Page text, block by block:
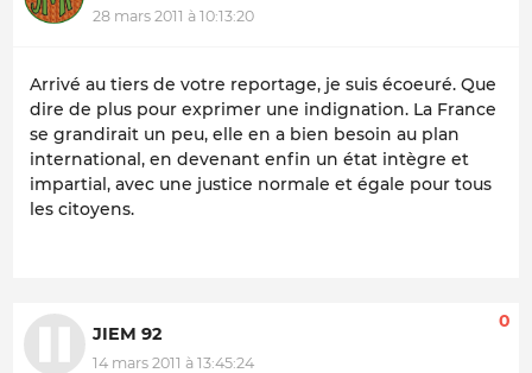
28 mars 2011 à 10:13:20
Arrivé au tiers de votre reportage, je suis écoeuré. Que
dire de plus pour exprimer une indignation. La France
se grandirait un peu, elle en a bien besoin au plan
international, en devenant enfin un état intègre et
impartial, avec une justice normale et égale pour tous
les citoyens.
JIEM 92
14 mars 2011 à 13:45:24
0